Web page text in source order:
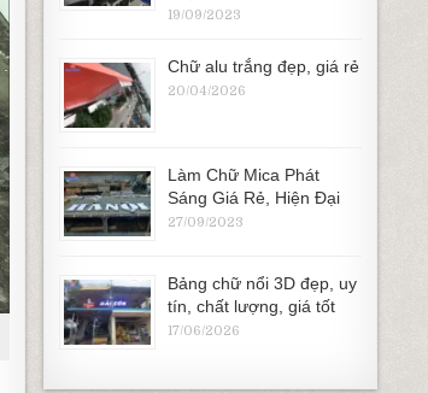
19/09/2023
Chữ alu trắng đẹp, giá rẻ
20/04/2026
Làm Chữ Mica Phát
Sáng Giá Rẻ, Hiện Đại
27/09/2023
Bảng chữ nổi 3D đẹp, uy
tín, chất lượng, giá tốt
17/06/2026